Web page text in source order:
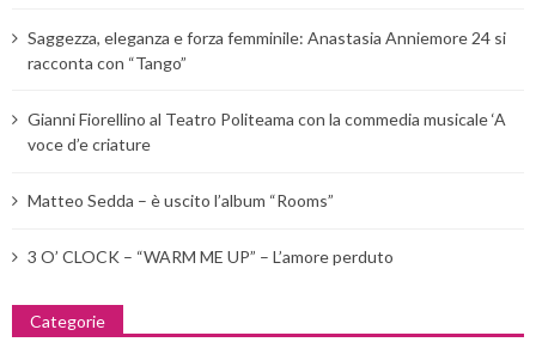
Saggezza, eleganza e forza femminile: Anastasia Anniemore 24 si
racconta con “Tango”
Gianni Fiorellino al Teatro Politeama con la commedia musicale ‘A
voce d’e criature
Matteo Sedda – è uscito l’album “Rooms”
3 O’ CLOCK – “WARM ME UP” – L’amore perduto
Categorie